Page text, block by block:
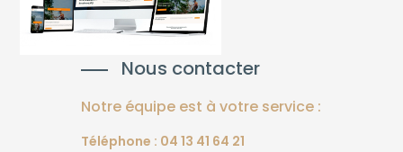
Nous contacter
Notre équipe est à votre service :
Téléphone : 04 13 41 64 21